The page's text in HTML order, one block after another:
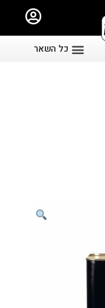
כל השאר